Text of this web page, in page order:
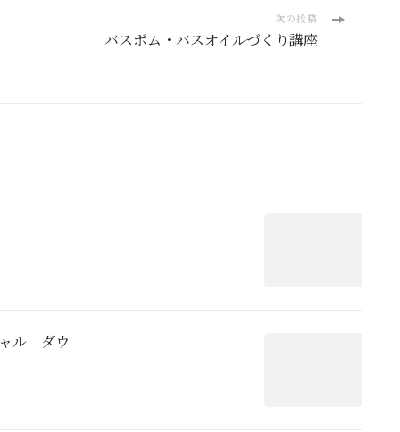
次の投稿
バスボム・バスオイルづくり講座
ル ダウ